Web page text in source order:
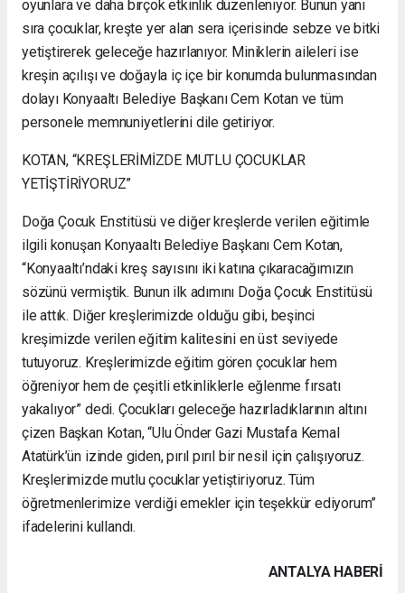
oyunlara ve daha birçok etkinlik düzenleniyor. Bunun yanı
sıra çocuklar, kreşte yer alan sera içerisinde sebze ve bitki
yetiştirerek geleceğe hazırlanıyor. Miniklerin aileleri ise
kreşin açılışı ve doğayla iç içe bir konumda bulunmasından
dolayı Konyaaltı Belediye Başkanı Cem Kotan ve tüm
personele memnuniyetlerini dile getiriyor.
KOTAN, “KREŞLERİMİZDE MUTLU ÇOCUKLAR
YETİŞTİRİYORUZ”
Doğa Çocuk Enstitüsü ve diğer kreşlerde verilen eğitimle
ilgili konuşan Konyaaltı Belediye Başkanı Cem Kotan,
“Konyaaltı’ndaki kreş sayısını iki katına çıkaracağımızın
sözünü vermiştik. Bunun ilk adımını Doğa Çocuk Enstitüsü
ile attık. Diğer kreşlerimizde olduğu gibi, beşinci
kreşimizde verilen eğitim kalitesini en üst seviyede
tutuyoruz. Kreşlerimizde eğitim gören çocuklar hem
öğreniyor hem de çeşitli etkinliklerle eğlenme fırsatı
yakalıyor” dedi. Çocukları geleceğe hazırladıklarının altını
çizen Başkan Kotan, “Ulu Önder Gazi Mustafa Kemal
Atatürk’ün izinde giden, pırıl pırıl bir nesil için çalışıyoruz.
Kreşlerimizde mutlu çocuklar yetiştiriyoruz. Tüm
öğretmenlerimize verdiği emekler için teşekkür ediyorum”
ifadelerini kullandı.
ANTALYA HABERİ